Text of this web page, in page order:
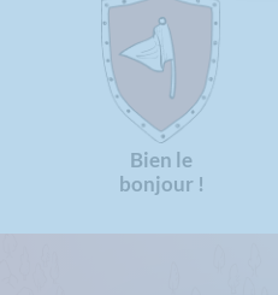
Bien le
bonjour !